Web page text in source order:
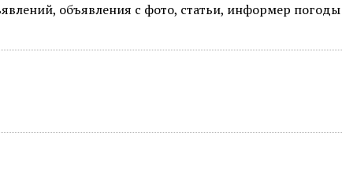
объявления с фото, статьи, информер погоды